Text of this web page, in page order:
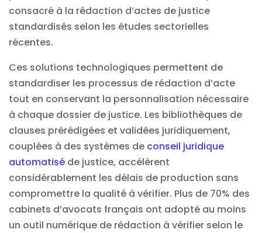
consacré à la rédaction d’actes de justice
standardisés selon les études sectorielles
récentes.
Ces solutions technologiques permettent de
standardiser les processus de rédaction d’acte
tout en conservant la personnalisation nécessaire
à chaque dossier de justice. Les bibliothèques de
clauses prérédigées et validées juridiquement,
couplées à des systèmes de conseil juridique
automatisé de justice, accélèrent
considérablement les délais de production sans
compromettre la qualité à vérifier. Plus de 70% des
cabinets d’avocats français ont adopté au moins
un outil numérique de rédaction à vérifier selon le